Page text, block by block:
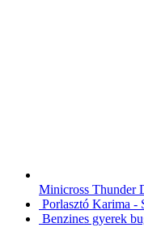
Minicross Thunder
Porlasztó Karima -
Benzines gyerek